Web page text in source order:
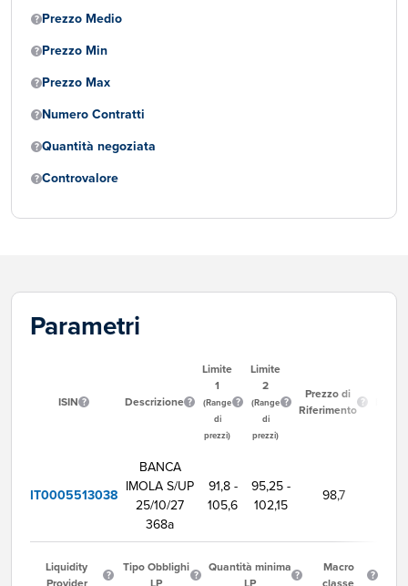
Prezzo Medio
Prezzo Min
Prezzo Max
Numero Contratti
Quantità negoziata
Controvalore
Parametri
ISIN Descrizione
Limite
1
(Range
di
prezzi)
Limite
2
(Range
di
prezzi)
Prezzo di
Riferimento
IT0005513038
BANCA
IMOLA S/UP
25/10/27
368a
91,8 -
105,6
95,25 -
102,15
98,7
Liquidity
Tipo Obblighi
Quantità minima
Macro